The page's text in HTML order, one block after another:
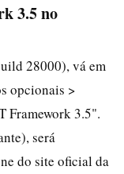
3.5 no
28000), vá em
opcionais >
Framework 3.5".
será
do site oficial da